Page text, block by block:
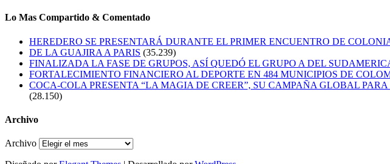
Lo Mas Compartido & Comentado
HEREDERO SE PRESENTARÁ DURANTE EL PRIMER ENCUENTRO DE
DE LA GUAJIRA A PARIS (35.239)
FINALIZADA LA FASE DE GRUPOS, ASÍ QUEDÓ EL GRUPO A DEL
FORTALECIMIENTO FINANCIERO AL DEPORTE EN 484 MUNICIPIOS DE
COCA-COLA PRESENTA “LA MAGIA DE CREER”, SU CAMPAÑA GLOBAL
(28.150)
Archivo
Archivo